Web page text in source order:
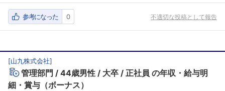
参考になった 0 不適切な投稿として報告
[山九株式会社]
管理部門 44歳男性 大卒 正社員 の年収・給与明
細・賞与（ボーナス）